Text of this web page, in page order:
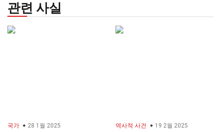
관련 사실
국가 28 1월 2025 역사적 사건 19 2월 2025